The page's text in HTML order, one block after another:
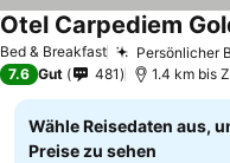
Bed & Breakfast Persönlicher
Otel Carpediem
7.6 Gut 481 1.4 km bis
Wähle Reisedaten aus,
Preise zu sehen